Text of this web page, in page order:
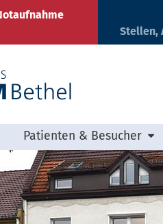
Stellen,
Patienten & Besucher